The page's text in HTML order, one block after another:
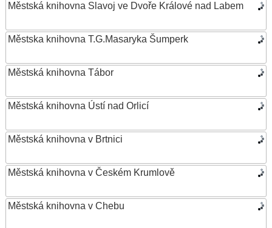
Městská knihovna Slavoj ve Dvoře Králové nad Labem
Městska knihovna T.G.Masaryka Šumperk
Městská knihovna Tábor
Městská knihovna Ústí nad Orlicí
Městská knihovna v Brtnici
Městská knihovna v Českém Krumlově
Městská knihovna v Chebu